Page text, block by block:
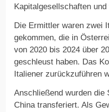
Kapitalgesellschaften
Die Ermittler waren zwei
gekommen, die in
von 2020 bis 2024 über
geschleust haben. Das
Italiener zurückzuführen
Anschließend wurden die
China transferiert. Als